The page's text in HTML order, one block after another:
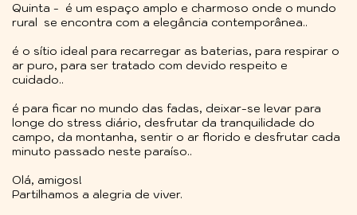
Quinta - é um espaço amplo e charmoso onde o mundo
rural se encontra com a elegância contemporânea..
é o sítio ideal para recarregar as baterias, para respirar o
ar puro, para ser tratado com devido respeito e
cuidado..
é para ficar no mundo das fadas, deixar-se levar para
longe do stress diário, desfrutar da tranquilidade do
campo, da montanha, sentir o ar florido e desfrutar cada
minuto passado neste paraíso..
Olá, amigos!
Partilhamos a alegria de viver.